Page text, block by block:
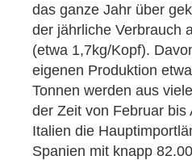
das ganze Jahr über
der jährliche Verbrauch
(etwa 1,7kg/Kopf).
eigenen Produktion
Tonnen werden aus
der Zeit von Februar
Italien die
Spanien mit knapp